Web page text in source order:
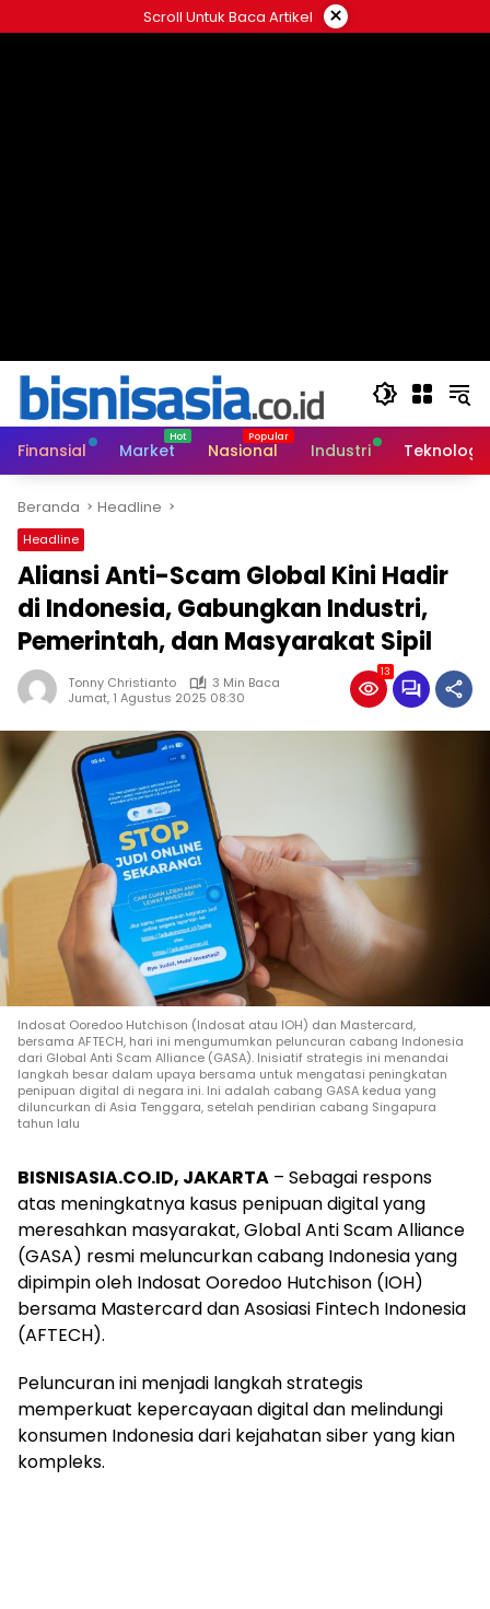
ke
Scroll Untuk Baca Artikel ×
Finansial Market Nasional Industri Teknologi
Beranda Headline
Headline
Aliansi Anti-Scam Global Kini Hadir
di Indonesia, Gabungkan Industri,
Pemerintah, dan Masyarakat Sipil
Tonny Christianto
3 Min Baca
Jumat, 1 Agustus 2025 08:30
13
Indosat Ooredoo Hutchison (Indosat atau IOH) dan Mastercard,
bersama AFTECH, hari ini mengumumkan peluncuran cabang Indonesia
dari Global Anti Scam Alliance (GASA). Inisiatif strategis ini menandai
langkah besar dalam upaya bersama untuk mengatasi peningkatan
penipuan digital di negara ini. Ini adalah cabang GASA kedua yang
diluncurkan di Asia Tenggara, setelah pendirian cabang Singapura
tahun lalu
BISNISASIA.CO.ID, JAKARTA – Sebagai respons
atas meningkatnya kasus penipuan digital yang
meresahkan masyarakat, Global Anti Scam Alliance
(GASA) resmi meluncurkan cabang Indonesia yang
dipimpin oleh Indosat Ooredoo Hutchison (IOH)
bersama Mastercard dan Asosiasi Fintech Indonesia
(AFTECH).
Peluncuran ini menjadi langkah strategis
memperkuat kepercayaan digital dan melindungi
konsumen Indonesia dari kejahatan siber yang kian
kompleks.